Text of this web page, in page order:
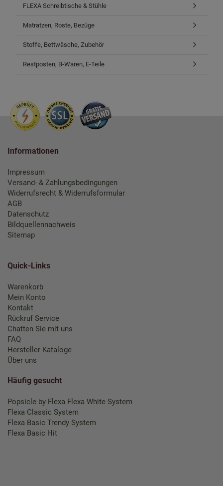
FLEXA Schreibtische & Stühle
Matratzen, Roste, Bezüge
Stoffe, Bettwäsche, Zubehör
Restposten, B-Waren, E-Teile
Informationen
Impressum
Versand- & Zahlungsbedingungen
Widerrufsrecht & Widerrufsformular
AGB
Datenschutz
Bildquellennachweis
Sitemap
Quick-Links
Warenkorb
Mein Konto
Kontakt
Rückruf Service
Chatten Sie mit uns
FAQ
Hersteller Kataloge
Über uns
Häufig gesucht
Popsicle by Flexa Flexa White System
Flexa Classic System
Flexa Basic Trendy System
Flexa Basic Hit